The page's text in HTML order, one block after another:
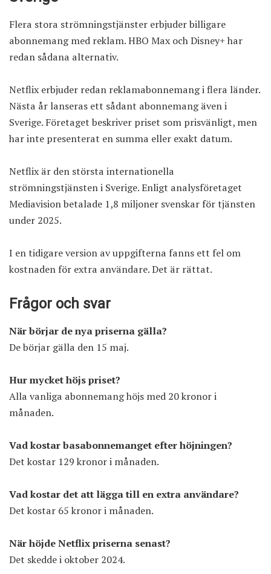
Flera stora strömningstjänster erbjuder billigare
abonnemang med reklam. HBO Max och Disney+ har
redan sådana alternativ.
Netflix erbjuder redan reklamabonnemang i flera länder.
Nästa år lanseras ett sådant abonnemang även i
Sverige. Företaget beskriver priset som prisvänligt, men
har inte presenterat en summa eller exakt datum.
Netflix är den största internationella
strömningstjänsten i Sverige. Enligt analysföretaget
Mediavision betalade 1,8 miljoner svenskar för tjänsten
under 2025.
I en tidigare version av uppgifterna fanns ett fel om
kostnaden för extra användare. Det är rättat.
Frågor och svar
När börjar de nya priserna gälla?
De börjar gälla den 15 maj.
Hur mycket höjs priset?
Alla vanliga abonnemang höjs med 20 kronor i
månaden.
Vad kostar basabonnemanget efter höjningen?
Det kostar 129 kronor i månaden.
Vad kostar det att lägga till en extra användare?
Det kostar 65 kronor i månaden.
När höjde Netflix priserna senast?
Det skedde i oktober 2024.